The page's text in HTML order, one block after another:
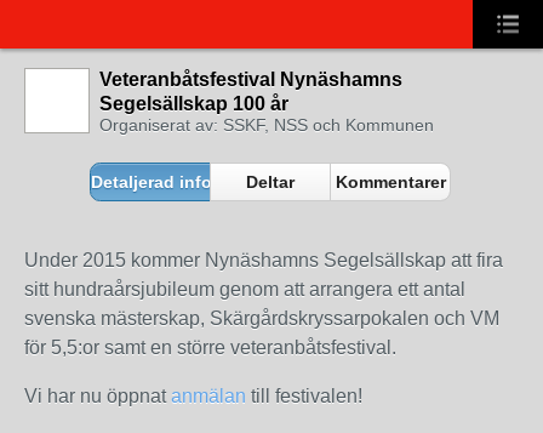
Veteranbåtsfestival Nynäshamns
Segelsällskap 100 år
Organiserat av: SSKF, NSS och Kommunen
Detaljerad information
Deltar Kommentarer
Under 2015 kommer Nynäshamns Segelsällskap att fira
sitt hundraårsjubileum genom att arrangera ett antal
svenska mästerskap, Skärgårdskryssarpokalen och VM
för 5,5:or samt en större veteranbåtsfestival.
Vi har nu öppnatanmälan till festivalen!